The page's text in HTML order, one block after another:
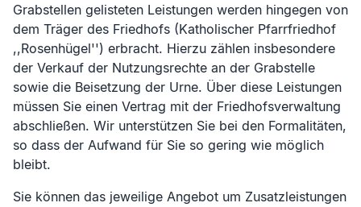
Grabstellen gelisteten Leistungen werden hingegen von
dem Träger des Friedhofs (Katholischer Pfarrfriedhof
,,Rosenhügel'') erbracht. Hierzu zählen insbesondere
der Verkauf der Nutzungsrechte an der Grabstelle
sowie die Beisetzung der Urne. Über diese Leistungen
müssen Sie einen Vertrag mit der Friedhofsverwaltung
abschließen. Wir unterstützen Sie bei den Formalitäten,
so dass der Aufwand für Sie so gering wie möglich
bleibt.
Sie können das jeweilige Angebot um Zusatzleistungen